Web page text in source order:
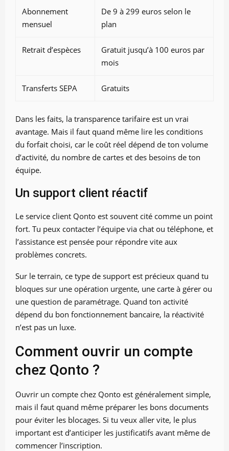
Abonnement
mensuel
De 9 à 299 euros selon le
plan
Retrait d’espèces
Gratuit jusqu’à 100 euros par
mois
Transferts SEPA Gratuits
Dans les faits, la transparence tarifaire est un vrai
avantage. Mais il faut quand même lire les conditions
du forfait choisi, car le coût réel dépend de ton volume
d’activité, du nombre de cartes et des besoins de ton
équipe.
Un support client réactif
Le service client Qonto est souvent cité comme un point
fort. Tu peux contacter l’équipe via chat ou téléphone, et
l’assistance est pensée pour répondre vite aux
problèmes concrets.
Sur le terrain, ce type de support est précieux quand tu
bloques sur une opération urgente, une carte à gérer ou
une question de paramétrage. Quand ton activité
dépend du bon fonctionnement bancaire, la réactivité
n’est pas un luxe.
Comment ouvrir un compte
chez Qonto ?
Ouvrir un compte chez Qonto est généralement simple,
mais il faut quand même préparer les bons documents
pour éviter les blocages. Si tu veux aller vite, le plus
important est d’anticiper les justificatifs avant même de
commencer l’inscription.